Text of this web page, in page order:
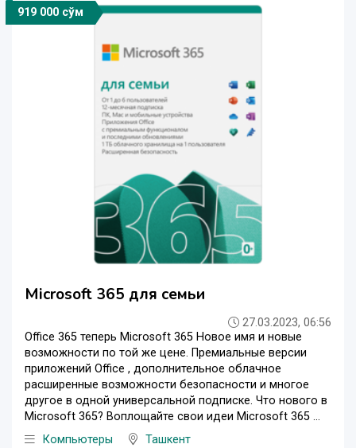
919 000 сўм
Microsoft 365 для семьи
27.03.2023, 06:56
Office 365 теперь Microsoft 365 Новое имя и новые
возможности по той же цене. Премиальные версии
приложений Office , дополнительное облачное
расширенные возможности безопасности и многое
другое в одной универсальной подписке. Что нового в
Microsoft 365? Воплощайте свои идеи Microsoft 365 ...
Компьютеры
Ташкент